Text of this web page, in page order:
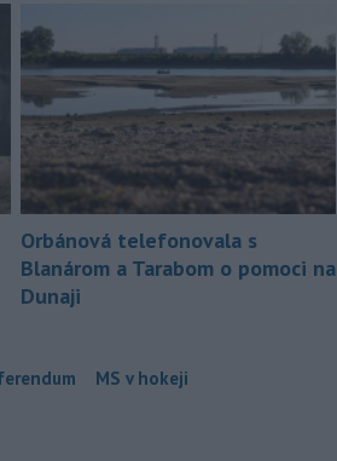
Orbánová telefonovala s
Blanárom a Tarabom o pomoci na
Dunaji
MS v hokeji